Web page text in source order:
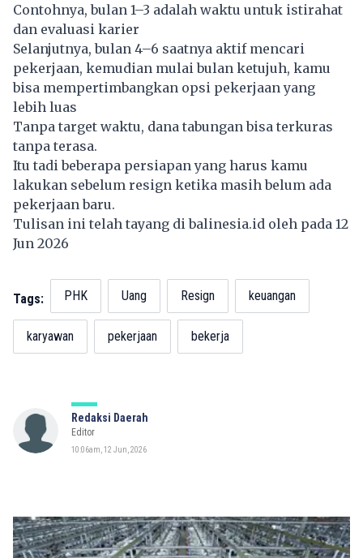
Contohnya, bulan 1–3 adalah waktu untuk istirahat
dan evaluasi karier
Selanjutnya, bulan 4–6 saatnya aktif mencari
pekerjaan, kemudian mulai bulan ketujuh, kamu
bisa mempertimbangkan opsi pekerjaan yang
lebih luas
Tanpa target waktu, dana tabungan bisa terkuras
tanpa terasa.
Itu tadi beberapa persiapan yang harus kamu
lakukan sebelum resign ketika masih belum ada
pekerjaan baru.
Tulisan ini telah tayang dibalinesia.id oleh pada 12
Jun 2026
Tags: PHK Uang Resign keuangan
karyawan pekerjaan bekerja
Redaksi Daerah
Editor
10:06am, 12 Jun, 2026